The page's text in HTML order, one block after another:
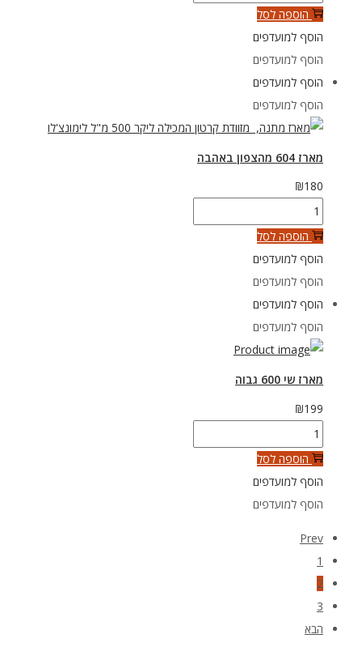
של
מארז
602
מהצפון
באהבה
הוספה לסל
הוסף למועדפים
הוסף למועדפים
הוסף למועדפים
הוסף למועדפים
מארז 604 מהצפון באהבה
₪180
כמות
של
מארז
604
מהצפון
באהבה
הוספה לסל
הוסף למועדפים
הוסף למועדפים
הוסף למועדפים
הוסף למועדפים
מארז שי 600 גבוה
₪199
כמות
של
מארז
שי
גבוה
הוספה לסל
הוסף למועדפים
הוסף למועדפים
Prev
1
2
3
הבא